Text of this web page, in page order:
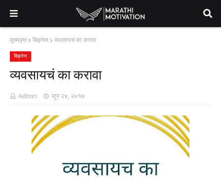
मुख्यपृष्ठ बिझनेस व्यवसायचं का करावा
बिझनेस
व्यवसायचं का करावा
Admin जून २४, २०१७